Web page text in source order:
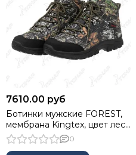
7610.00 руб
Ботинки мужские FOREST,
мембрана Kingtex, цвет лес,
41 NISUS
0